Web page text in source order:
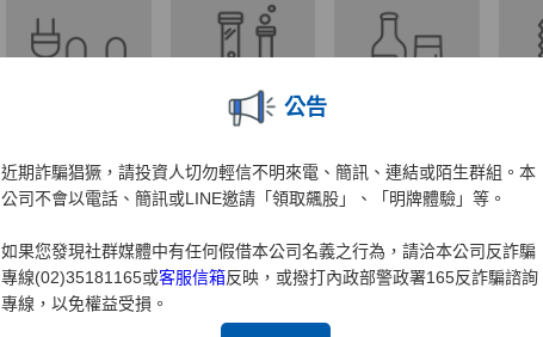
公告
近期詐騙猖獗，請投資人切勿輕信不明來電、簡訊、連結或陌生群組。本
公司不會以電話、簡訊或LINE邀請「領取飆股」、「明牌體驗」等。
如果您發現社群媒體中有任何假借本公司名義之行為，請洽本公司反詐騙
專線(02)35181165或客服信箱反映，或撥打內政部警政署165反詐騙諮詢
專線，以免權益受損。